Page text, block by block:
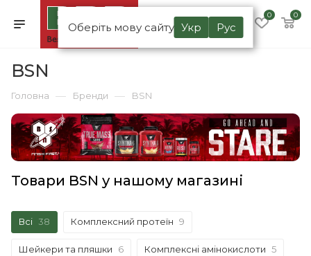
Оберіть мову сайту Укр Рус
0 0
BSN
Головна — Бренди — BSN
Товари BSN у нашому магазині
Всі 38 Комплексний протеїн 9
Шейкери та пляшки 6 Комплексні амінокислоти 5